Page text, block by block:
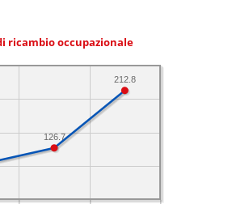
ricambio occupazionale
212.8
126.7